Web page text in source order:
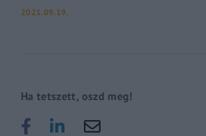
2021.09.19.
Ha tetszett, oszd meg!